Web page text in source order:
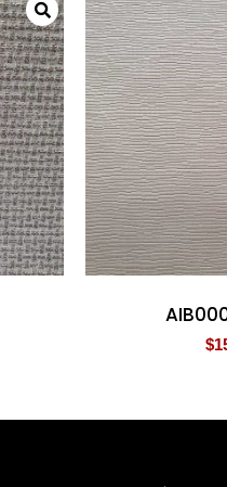
$